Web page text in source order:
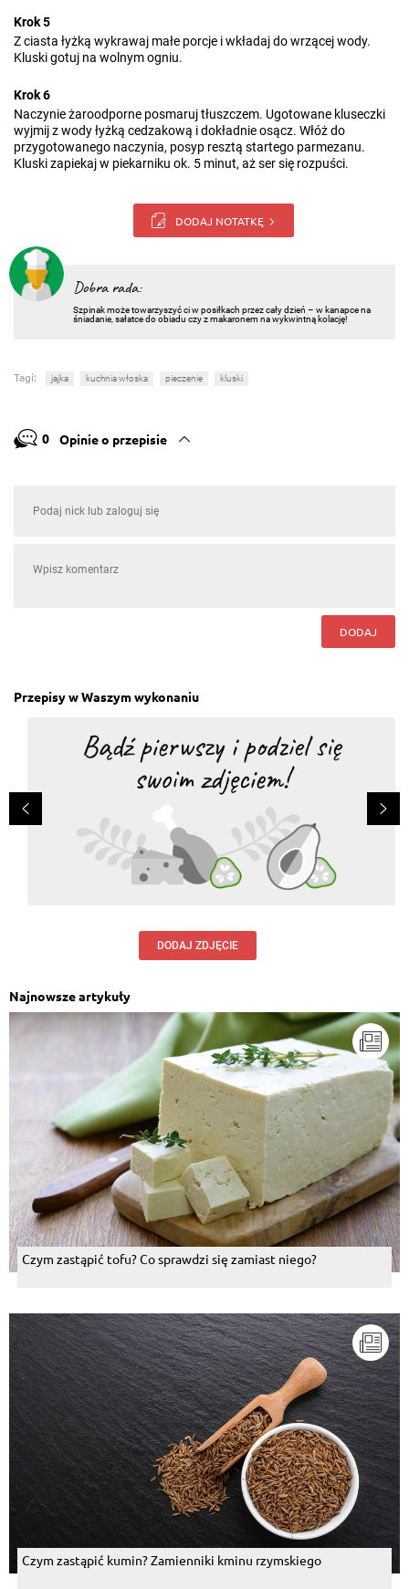
Krok 5
Z ciasta łyżką wykrawaj małe porcje i wkładaj do wrzącej wody.
Kluski gotuj na wolnym ogniu.
Krok 6
Naczynie żaroodporne posmaruj tłuszczem. Ugotowane kluseczki
wyjmij z wody łyżką cedzakową i dokładnie osącz. Włóż do
przygotowanego naczynia, posyp resztą startego parmezanu.
Kluski zapiekaj w piekarniku ok. 5 minut, aż ser się rozpuści.
DODAJ NOTATKĘ
Dobra rada:
Szpinak może towarzyszyć ci w posiłkach przez cały dzień – w kanapce na
śniadanie, sałatce do obiadu czy z makaronem na wykwintną kolację!
Tagi: jajka kuchnia włoska pieczenie kluski
0 Opinie o przepisie
DODAJ
Przepisy w Waszym wykonaniu
DODAJ ZDJĘCIE
Najnowsze artykuły
Czym zastąpić tofu? Co sprawdzi się zamiast niego?
Czym zastąpić kumin? Zamienniki kminu rzymskiego